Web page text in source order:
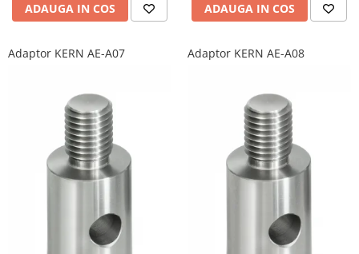
ADAUGA IN COS ADAUGA IN COS
Adaptor KERN AE-A07 Adaptor KERN AE-A08